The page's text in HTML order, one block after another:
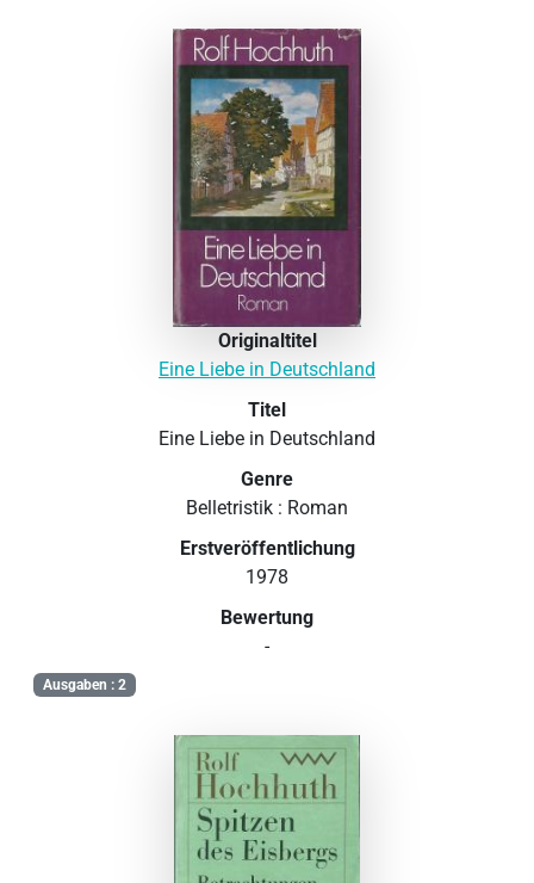
Originaltitel
Eine Liebe in Deutschland
Titel
Eine Liebe in Deutschland
Genre
Belletristik : Roman
Erstveröffentlichung
1978
Bewertung
-
Ausgaben : 2